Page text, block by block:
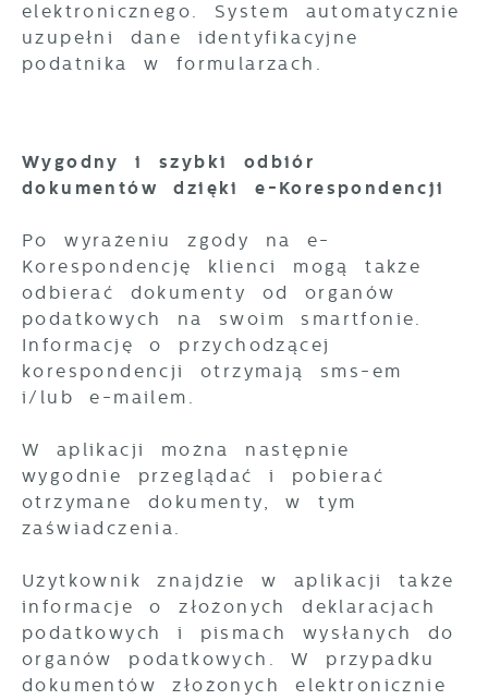
elektronicznego. System automatycznie
uzupełni dane identyfikacyjne
podatnika w formularzach.
Wygodny i szybki odbiór
dokumentów dzięki e-Korespondencji
Po wyrażeniu zgody na e-
Korespondencję klienci mogą także
odbierać dokumenty od organów
podatkowych na swoim smartfonie.
Informację o przychodzącej
korespondencji otrzymają sms-em
i/lub e-mailem.
W aplikacji można następnie
wygodnie przeglądać i pobierać
otrzymane dokumenty, w tym
zaświadczenia.
Użytkownik znajdzie w aplikacji także
informacje o złożonych deklaracjach
podatkowych i pismach wysłanych do
organów podatkowych. W przypadku
dokumentów złożonych elektronicznie